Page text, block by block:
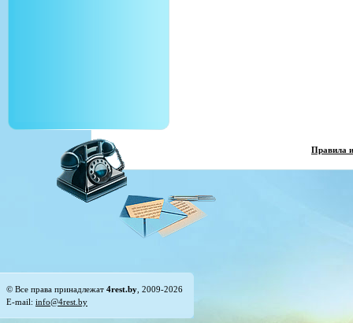
Правила
© Все права принадлежат 4rest.by , 2009-2026
E-mail: info@4rest.by